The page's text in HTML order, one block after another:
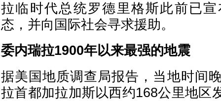
拉临时代总统罗德里格斯此前已
态，并向国际社会寻求援助。
委内瑞拉1900年以来最强的地震
据美国地质调查局报告，当地时间
拉首都加拉加斯以西约168公里地区